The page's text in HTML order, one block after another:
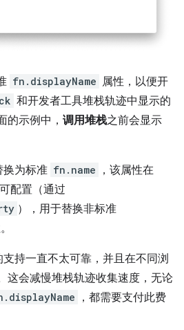
fn.displayName 属性，以便开
和开发者工具堆栈轨迹中显示的
的示例中， 调用堆栈之前会显示
换为标准 fn.name
，该属性在
配置（通过
），用于替换非标准
支持一直不太可靠，并且在不同浏
这会减慢堆栈轨迹收集速度，无论
，都需要支付此费